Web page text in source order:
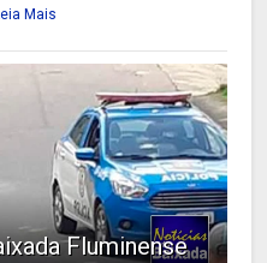
Mais
Fluminense